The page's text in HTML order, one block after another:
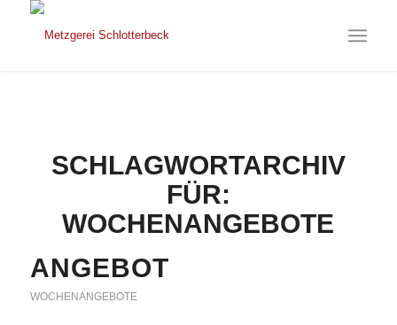
SCHLAGWORTARCHIV
FÜR:
WOCHENANGEBOTE
ANGEBOT
WOCHENANGEBOTE